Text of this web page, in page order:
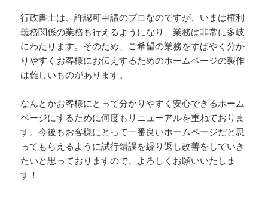
行政書士は、許認可申請のプロなのですが、いまは権利
義務関係の業務も行えるようになり、業務は非常に多岐
にわたります。そのため、ご希望の業務をすばやく分か
りやすくお客様にお伝えするためのホームページの製作
は難しいものがあります。
なんとかお客様にとって分かりやすく安心できるホーム
ページにするために何度もリニューアルを重ねておりま
す。今後もお客様にとって一番良いホームページだと思
ってもらえるように試行錯誤を繰り返し改善をしていき
たいと思っておりますので、よろしくお願いいたしま
す！